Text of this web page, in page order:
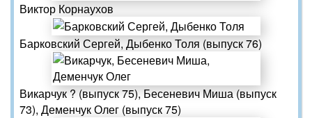
Виктор Корнаухов
Барковский Сергей, Дыбенко Толя (выпуск 76)
Викарчук ? (выпуск 75), Бесеневич Миша (выпуск
73), Деменчук Олег (выпуск 75)